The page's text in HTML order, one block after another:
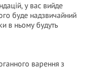
у вас вийде
буде надзвичайний
в ньому будуть
варення з